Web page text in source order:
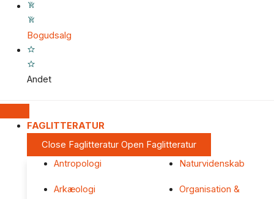
Bogudsalg
Andet
FAGLITTERATUR
Close Faglitteratur Open Faglitteratur
Antropologi
Arkæologi
Naturvidenskab
Organisation &